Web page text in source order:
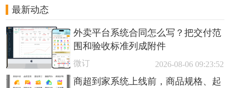
最新动态
外卖平台系统合同怎么写？把交付范
围和验收标准列成附件
微订 2026-08-06 09:23:52
商超到家系统上线前，商品规格、起